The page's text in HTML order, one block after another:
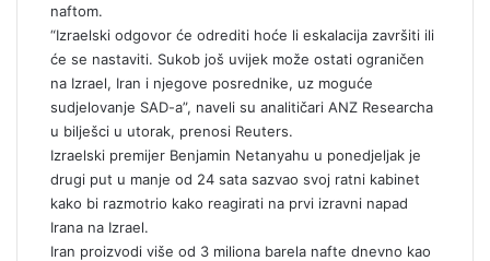
naftom.
“Izraelski odgovor će odrediti hoće li eskalacija završiti ili
će se nastaviti. Sukob još uvijek može ostati ograničen
na Izrael, Iran i njegove posrednike, uz moguće
sudjelovanje SAD-a”, naveli su analitičari ANZ Researcha
u bilješci u utorak, prenosi Reuters.
Izraelski premijer Benjamin Netanyahu u ponedjeljak je
drugi put u manje od 24 sata sazvao svoj ratni kabinet
kako bi razmotrio kako reagirati na prvi izravni napad
Irana na Izrael.
Iran proizvodi više od 3 miliona barela nafte dnevno kao